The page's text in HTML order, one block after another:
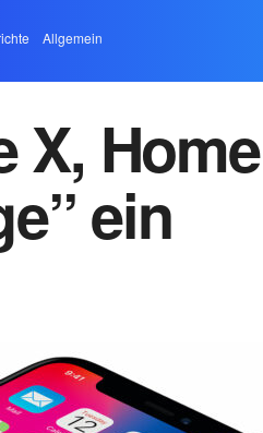
Allgemein
ein